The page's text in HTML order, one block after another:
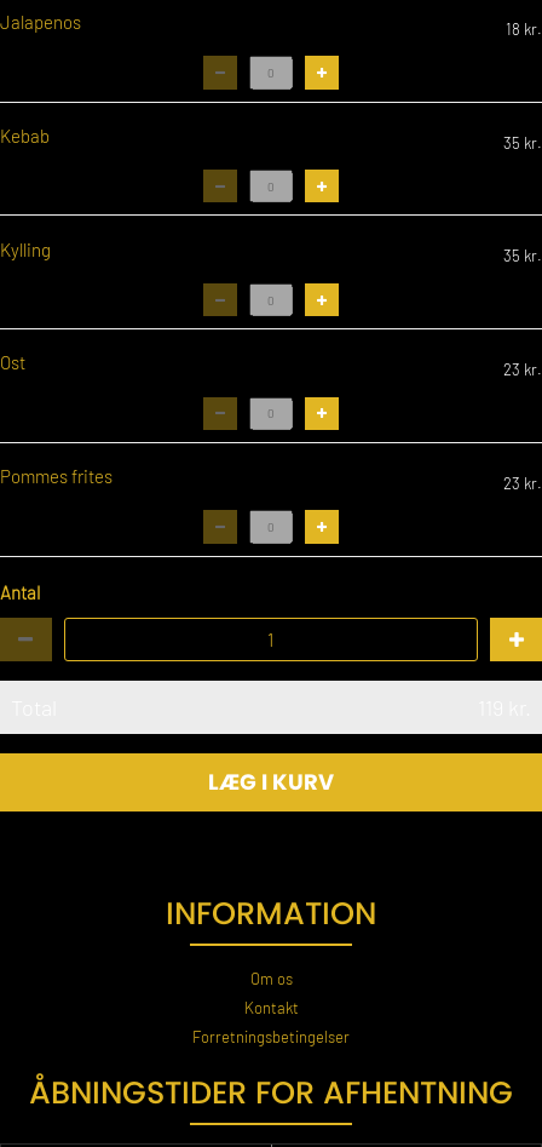
Jalapenos 18 kr.
Kebab 35 kr.
Kylling 35 kr.
Ost 23 kr.
Pommes frites 23 kr.
Antal
LÆG I KURV
INFORMATION
Om os
Kontakt
Forretningsbetingelser
ÅBNINGSTIDER FOR AFHENTNING